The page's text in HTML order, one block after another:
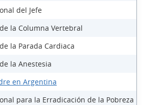
del Jefe
la Columna Vertebral
la Parada Cardiaca
la Anestesia
en Argentina
para la Erradicación de la Pobreza